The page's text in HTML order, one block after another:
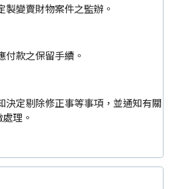
製變賣財物案件之監辦。
付款之保留手續。
決定剔除修正事等事項，並通知有關
理。